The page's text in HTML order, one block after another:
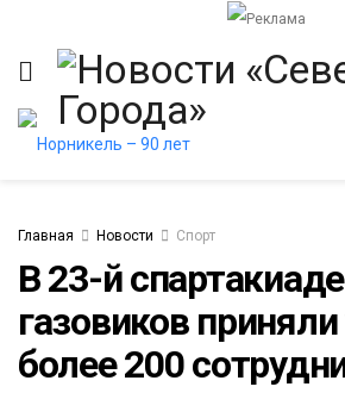
Главная Новости Спорт
В 23-й спартакиаде
газовиков приняли
более 200